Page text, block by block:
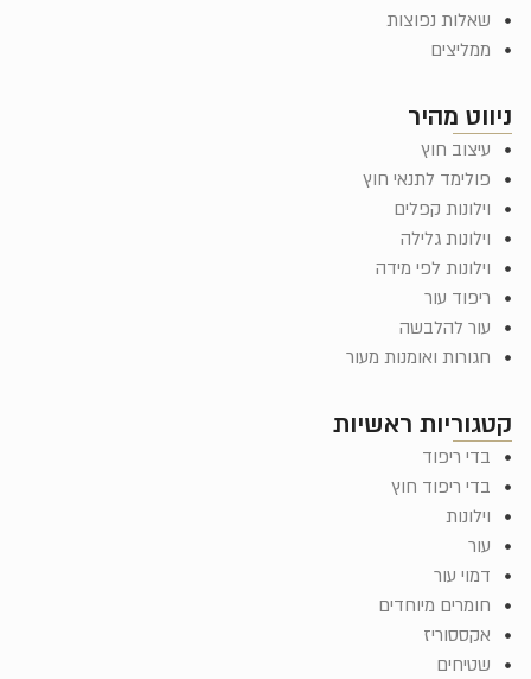
קטגוריות ראשיות
בדי ריפוד
בדי ריפוד חוץ
וילונות
עור
דמוי עור
חומרים מיוחדים
אקססוריז
שטיחים
ניווט מהיר
עיצוב חוץ
פולימד לתנאי חוץ
וילונות קפלים
וילונות גלילה
וילונות לפי מידה
ריפוד עור
עור להלבשה
חגורות ואומנות מעור
שאלות נפוצות
ממליצים